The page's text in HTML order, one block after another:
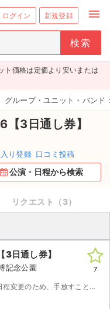
ログイン 新規登録 menu
ト価格は定価より安いまたは
グループ・ユニット・バンド
3日通し券】
り登録 口コミ投稿
公演・日程から検索
リクエスト（3）
日通し券】
記念公園
にしました。 よろしくお願いします！
7